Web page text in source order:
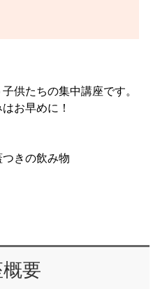
供たちの集中講座です。
お早めに！
きの飲み物
要